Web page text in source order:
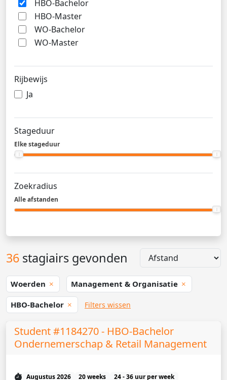
HBO-Bachelor
HBO-Master
WO-Bachelor
WO-Master
Rijbewijs
Ja
Stageduur
Elke stageduur
Zoekradius
Alle afstanden
36 stagiairs gevonden
Woerden Management & Organisatie
HBO-Bachelor Filters wissen
Student #1184270 - HBO-Bachelor
Ondernemerschap & Retail Management
Augustus 2026 20 weeks 24 - 36 uur per week